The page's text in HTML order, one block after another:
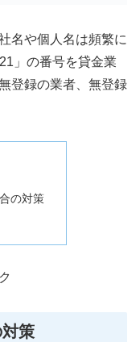
名や個人名は頻繁に
」の番号を貸金業
登録の業者、無登録
の対策
策